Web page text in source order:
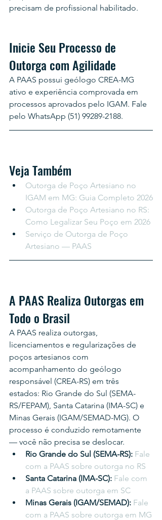
precisam de profissional habilitado.
Inicie Seu Processo de
Outorga com Agilidade
A PAAS possui geólogo CREA-MG
ativo e experiência comprovada em
processos aprovados pelo IGAM. Fale
pelo WhatsApp (51) 99289-2188.
Veja Também
Outorga de Poço Artesiano no
IGAM em MG: Guia Completo 2026
Outorga de Poço Artesiano no RS:
Como Legalizar Seu Poço em 2026
Serviço de Outorga de Poço
Artesiano — PAAS
A PAAS Realiza Outorgas em
Todo o Brasil
A PAAS realiza outorgas,
licenciamentos e regularizações de
poços artesianos com
acompanhamento do geólogo
responsável (CREA-RS) em três
estados: Rio Grande do Sul (SEMA-
RS/FEPAM), Santa Catarina (IMA-SC) e
Minas Gerais (IGAM/SEMAD-MG). O
processo é conduzido remotamente
— você não precisa se deslocar.
Rio Grande do Sul (SEMA-RS): Fale
com a PAAS sobre outorga no RS
Santa Catarina (IMA-SC): Fale com
a PAAS sobre outorga em SC
Minas Gerais (IGAM/SEMAD): Fale
com a PAAS sobre outorga em MG